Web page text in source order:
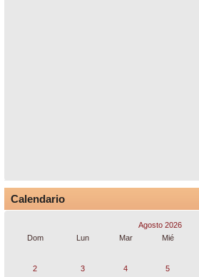
Calendario
Agosto 2026
Dom
Lun Mar Mié
2
3 4 5